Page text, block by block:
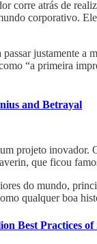
corre atrás de
corporativo.
justamente
“a primeira
and Betrayal
projeto
que ficou
do mundo,
qualquer boa
Best Practices of